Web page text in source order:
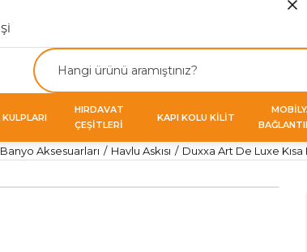
HIRDAVAT
ÇEŞİTLERİ
KAPI KOLU KİLİT
Banyo Aksesuarları Havlu Askısı Duxxa Art De Luxe Kısa